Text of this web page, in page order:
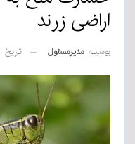
اراضی زرند
بوسیله مدیرمسئول تاریخ